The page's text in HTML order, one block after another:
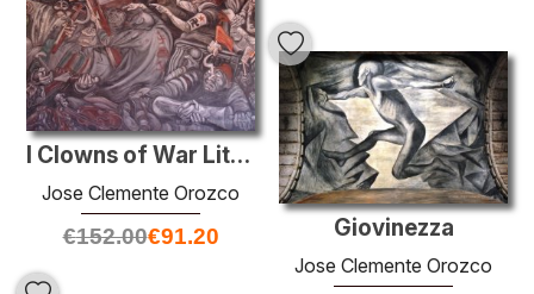
I Clowns of War Litigare in Hell
Jose Clemente Orozco
€152.00€91.20 Giovinezza
Jose Clemente Orozco